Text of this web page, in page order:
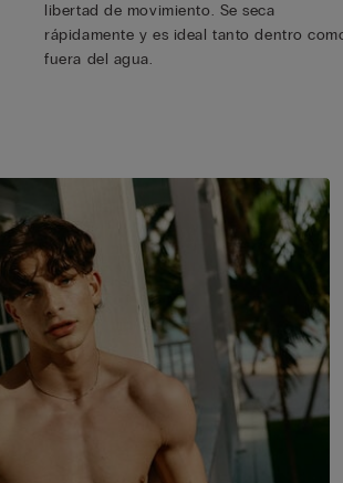
libertad de movimiento. Se seca
rápidamente y es ideal tanto dentro
fuera del agua.